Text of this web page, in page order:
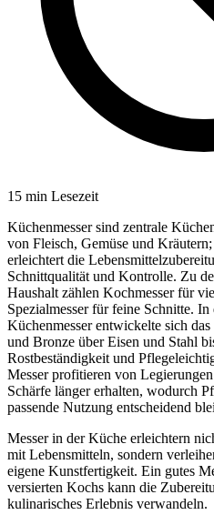
15 min Lesezeit
Küchenmesser sind zentrale
von Fleisch, Gemüse und
erleichtert die
Schnittqualität und Kontrolle. Zu
Haushalt zählen Kochmesser für
Spezialmesser für feine Schnitte.
Küchenmesser entwickelte sich
und Bronze über Eisen und Stahl
Rostbeständigkeit und
Messer profitieren von
Schärfe länger erhalten, wodurch
passende Nutzung entscheidend
Messer in der Küche erleichtern
mit Lebensmitteln, sondern
eigene Kunstfertigkeit. Ein gutes
versierten Kochs kann die
kulinarisches Erlebnis verwandeln.